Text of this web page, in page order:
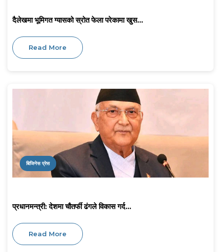
दैलेखमा भूमिगत ग्यासको स्रोत फेला परेकामा खुस...
Read More
बिजिनेस प्रेस
प्रधानमन्त्री: देशमा चौतर्फी ढंगले विकास गर्द...
Read More